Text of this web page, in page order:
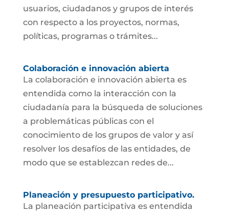
usuarios, ciudadanos y grupos de interés
con respecto a los proyectos, normas,
políticas, programas o trámites...
Colaboración e innovación abierta
La colaboración e innovación abierta es
entendida como la interacción con la
ciudadanía para la búsqueda de soluciones
a problemáticas públicas con el
conocimiento de los grupos de valor y así
resolver los desafíos de las entidades, de
modo que se establezcan redes de...
Planeación y presupuesto participativo.
La planeación participativa es entendida